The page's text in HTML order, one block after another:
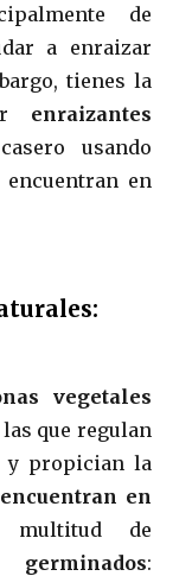
de
a enraizar
tienes la
enraizantes
usando
en
vegetales
que regulan
y propician la
en
multitud de
: